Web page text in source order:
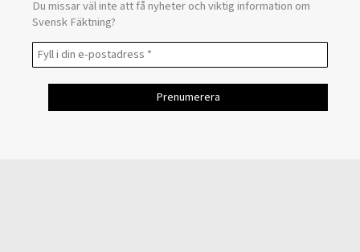
Du missar väl inte att få nyheter och viktig information om
Svensk Fäktning?